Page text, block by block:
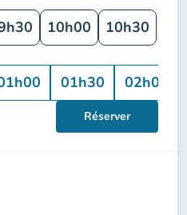
10h00 10h30
01h30 02h00
Réserver